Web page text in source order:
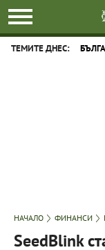
ТЕМИТЕ ДНЕС:
НАЧАЛО ФИНАНСИ
SeedBlink